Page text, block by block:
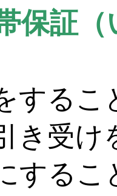
保証（
するこ
き受け
する